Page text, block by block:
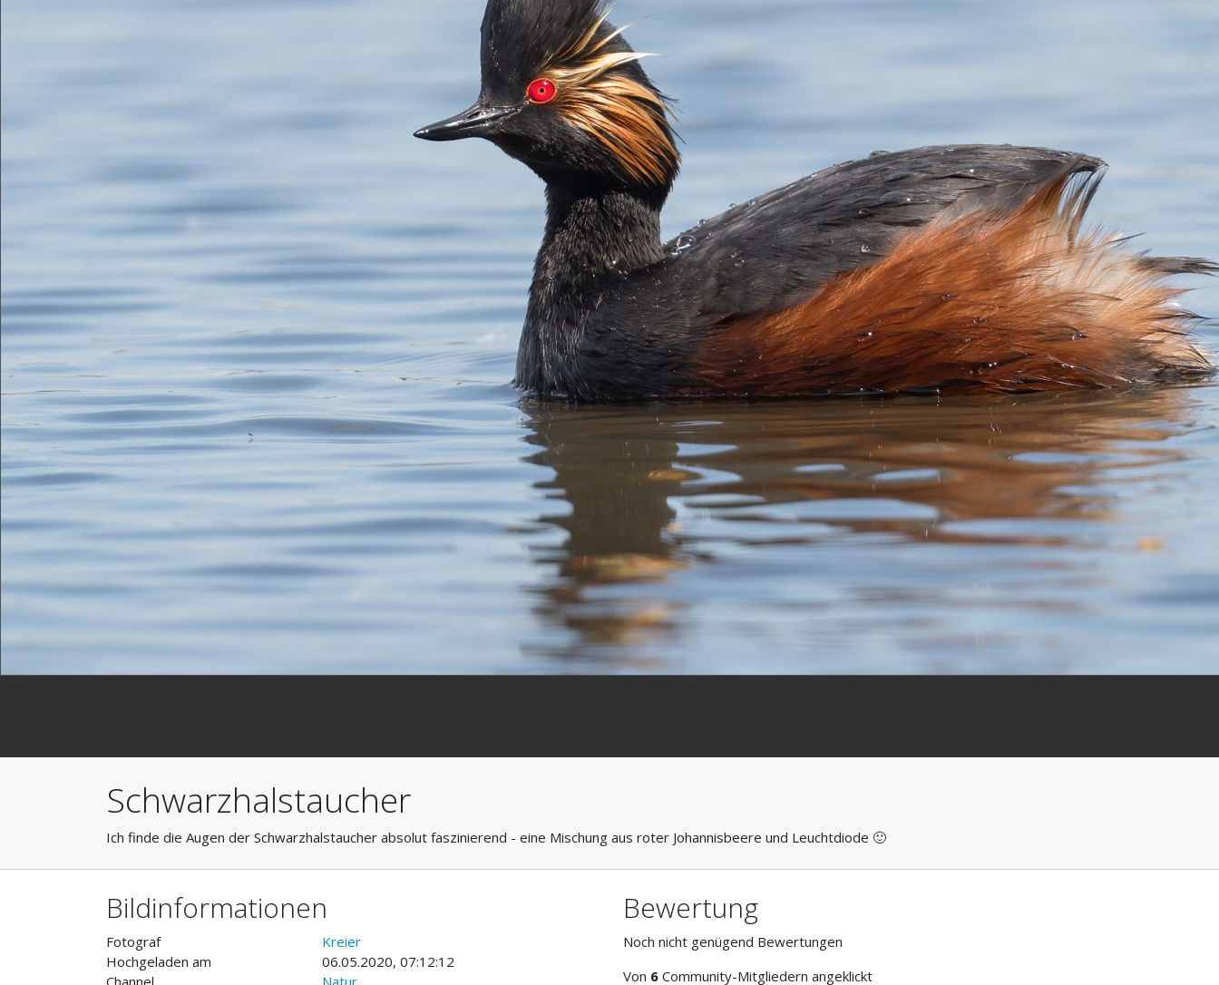
Schwarzhalstaucher
Ich finde die Augen der Schwarzhalstaucher absolut faszinierend - eine Mischung aus roter Johannisbeere und Leuchtdiode 🙂
Bildinformationen
Fotograf
Kreier
Hochgeladen am
06.05.2020, 07:12:12
Channel
Natur
Bewertung
Noch nicht genügend Bewertungen
Von 6 Community-Mitgliedern angeklickt